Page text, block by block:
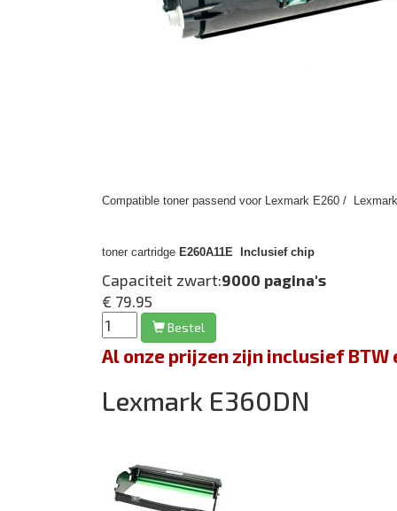
Compatible toner passend voor Lexmark E260 /
toner cartridge E260A11E Inclusief chip
Capaciteit zwart:9000 pagina's
€ 79.95
Bestel
Al onze prijzen zijn inclusief
Lexmark E360DN